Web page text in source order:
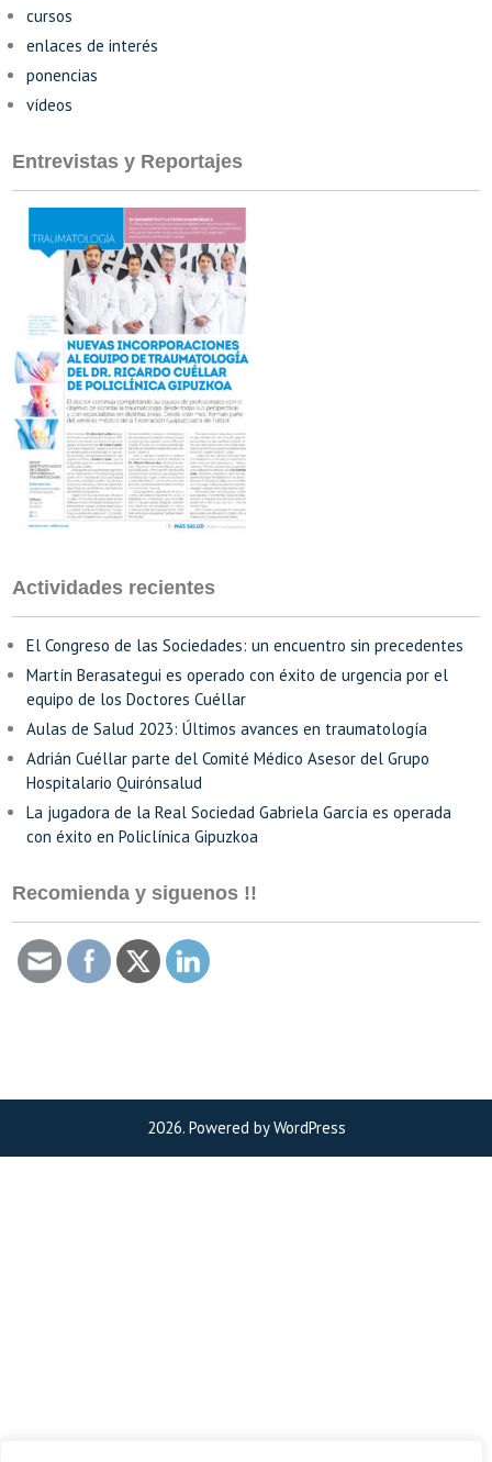
cursos
enlaces de interés
ponencias
vídeos
Entrevistas y Reportajes
Actividades recientes
El Congreso de las Sociedades: un encuentro sin precedentes
Martín Berasategui es operado con éxito de urgencia por el
equipo de los Doctores Cuéllar
Aulas de Salud 2023: Últimos avances en traumatología
Adrián Cuéllar parte del Comité Médico Asesor del Grupo
Hospitalario Quirónsalud
La jugadora de la Real Sociedad Gabriela García es operada
con éxito en Policlínica Gipuzkoa
Recomienda y siguenos !!
2026. Powered by WordPress